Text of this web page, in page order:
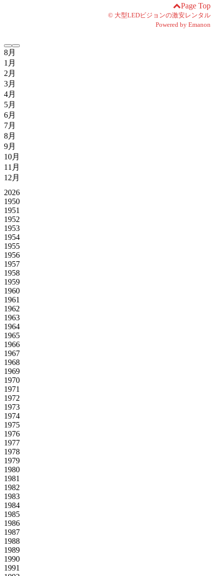
Page Top
© 大型LEDビジョンの激安レンタル
Powered by Emanon
8月
1月
2月
3月
4月
5月
6月
7月
8月
9月
10月
11月
12月
2026
1950
1951
1952
1953
1954
1955
1956
1957
1958
1959
1960
1961
1962
1963
1964
1965
1966
1967
1968
1969
1970
1971
1972
1973
1974
1975
1976
1977
1978
1979
1980
1981
1982
1983
1984
1985
1986
1987
1988
1989
1990
1991